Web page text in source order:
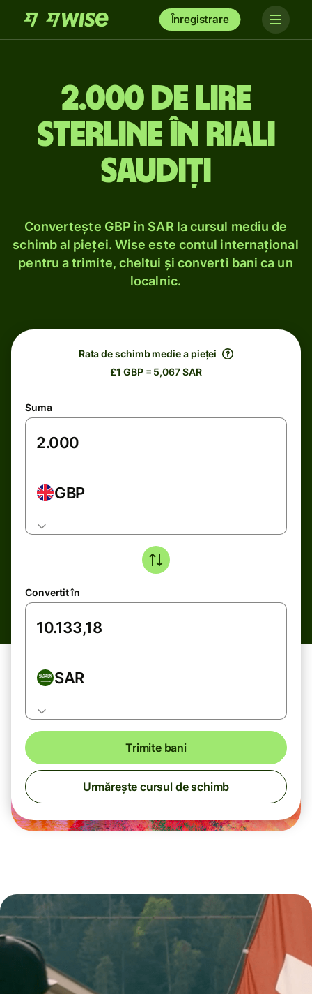
Înregistrare
2.000 de lire
sterline în riali
saudiți
Convertește GBP în SAR la cursul mediu de
schimb al pieței. Wise este contul internațional
pentru a trimite, cheltui și converti bani ca un
localnic.
Rata de schimb medie a pieței
£1 GBP = 5,067 SAR
Suma
GBP
Convertit în
SAR
Trimite bani
Urmărește cursul de schimb